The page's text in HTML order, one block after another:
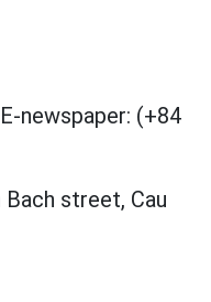
E-newspaper: (+84
Bach street, Cau